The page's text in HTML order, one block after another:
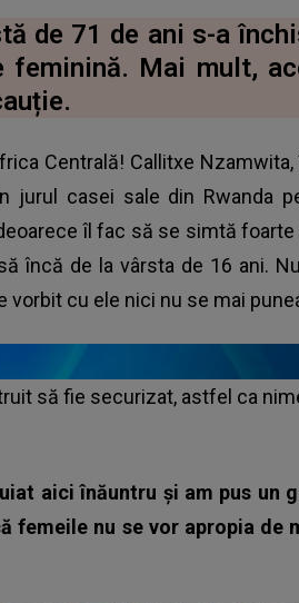
de 71 de ani s-a
feminină. Mai mult,
Centrală! Callitxe
jurul casei sale din Rwanda
îl fac să se simtă
încă de la vârsta de 16 ani.
vorbit cu ele nici nu se mai
să fie securizat, astfel ca
aici înăuntru și am pus un
femeile nu se vor apropia de